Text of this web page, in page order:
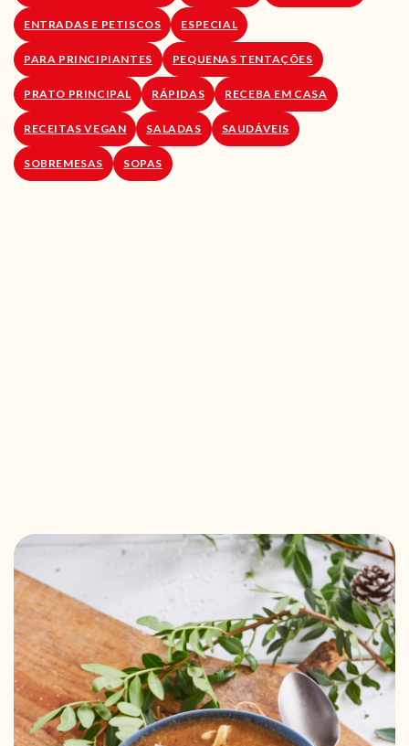
BLOG
ENTRADAS E PETISCOS ESPECIAL
PARA PRINCIPIANTES PEQUENAS TENTAÇÕES
PRATO PRINCIPAL RÁPIDAS RECEBA EM CASA
RECEITAS VEGAN SALADAS SAUDÁVEIS
SOBREMESAS SOPAS